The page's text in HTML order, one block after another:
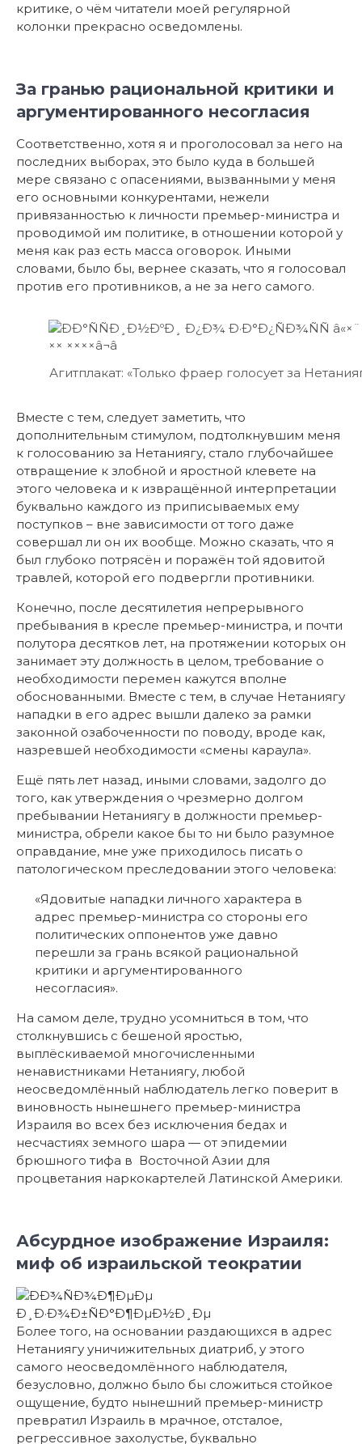
критике, о чём читатели моей регулярной
колонки прекрасно осведомлены.
За гранью рациональной критики и
аргументированного несогласия
Соответственно, хотя я и проголосовал за него на
последних выборах, это было куда в большей
мере связано с опасениями, вызванными у меня
его основными конкурентами, нежели
привязанностью к личности премьер-министра и
проводимой им политике, в отношении которой у
меня как раз есть масса оговорок. Иными
словами, было бы, вернее сказать, что я голосовал
против его противников, а не за него самого.
Агитплакат: «Только фраер голосует за
Вместе с тем, следует заметить, что
дополнительным стимулом, подтолкнувшим меня
к голосованию за Нетаниягу, стало глубочайшее
отвращение к злобной и яростной клевете на
этого человека и к извращённой интерпретации
буквально каждого из приписываемых ему
поступков – вне зависимости от того даже
совершал ли он их вообще. Можно сказать, что я
был глубоко потрясён и поражён той ядовитой
травлей, которой его подвергли противники.
Конечно, после десятилетия непрерывного
пребывания в кресле премьер-министра, и почти
полутора десятков лет, на протяжении которых он
занимает эту должность в целом, требование о
необходимости перемен кажутся вполне
обоснованными. Вместе с тем, в случае Нетаниягу
нападки в его адрес вышли далеко за рамки
законной озабоченности по поводу, вроде как,
назревшей необходимости «смены караула».
Ещё пять лет назад, иными словами, задолго до
того, как утверждения о чрезмерно долгом
пребывании Нетаниягу в должности премьер-
министра, обрели какое бы то ни было разумное
оправдание, мне уже приходилось писать о
патологическом преследовании этого человека:
«Ядовитые нападки личного характера в
адрес премьер-министра со стороны его
политических оппонентов уже давно
перешли за грань всякой рациональной
критики и аргументированного
несогласия».
На самом деле, трудно усомниться в том, что
столкнувшись с бешеной яростью,
выплёскиваемой многочисленными
ненавистниками Нетаниягу, любой
неосведомлённый наблюдатель легко поверит в
виновность нынешнего премьер-министра
Израиля во всех без исключения бедах и
несчастиях земного шара — от эпидемии
брюшного тифа в Восточной Азии для
процветания наркокартелей Латинской Америки.
Абсурдное изображение Израиля:
миф об израильской теократии
Более того, на основании раздающихся в адрес
Нетаниягу уничижительных диатриб, у этого
самого неосведомлённого наблюдателя,
безусловно, должно было бы сложиться стойкое
ощущение, будто нынешний премьер-министр
превратил Израиль в мрачное, отсталое,
регрессивное захолустье, буквально